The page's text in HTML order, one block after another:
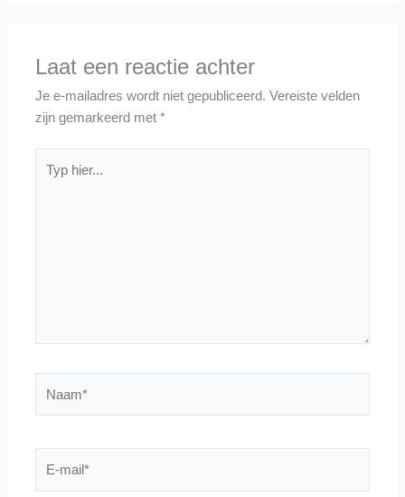
Laat een reactie achter
Je e-mailadres wordt niet gepubliceerd. Vereiste velden
zijn gemarkeerd met*
hier...